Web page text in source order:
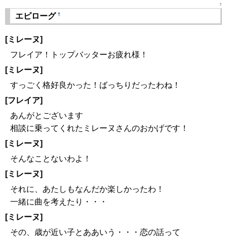
↑
エピローグ †
[ミレーヌ]
フレイア！トップバッターお疲れ様！
[ミレーヌ]
すっごく格好良かった！ばっちりだったわね！
[フレイア]
あんがとございます
相談に乗ってくれたミレーヌさんのおかげです！
[ミレーヌ]
そんなことないわよ！
[ミレーヌ]
それに、あたしもなんだか楽しかったわ！
一緒に曲を考えたり・・・
[ミレーヌ]
その、歳が近い子とああいう・・・恋の話って